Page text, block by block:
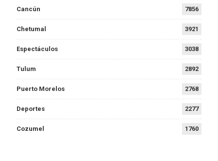
Cancún 7856
Chetumal 3921
Espectáculos 3038
Tulum 2892
Puerto Morelos 2768
Deportes 2277
Cozumel 1760